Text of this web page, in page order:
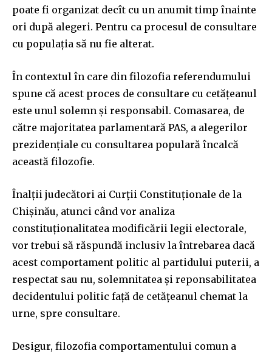
poate fi organizat decît cu un anumit timp înainte
ori după alegeri. Pentru ca procesul de consultare
cu populația să nu fie alterat.
În contextul în care din filozofia referendumului
spune că acest proces de consultare cu cetățeanul
este unul solemn și responsabil. Comasarea, de
către majoritatea parlamentară PAS, a alegerilor
prezidențiale cu consultarea populară încalcă
această filozofie.
Înalții judecători ai Curții Constituționale de la
Chișinău, atunci când vor analiza
constituționalitatea modificării legii electorale,
vor trebui să răspundă inclusiv la întrebarea dacă
acest comportament politic al partidului puterii, a
respectat sau nu, solemnitatea și reponsabilitatea
decidentului politic față de cetățeanul chemat la
urne, spre consultare.
Desigur, filozofia comportamentului comun a